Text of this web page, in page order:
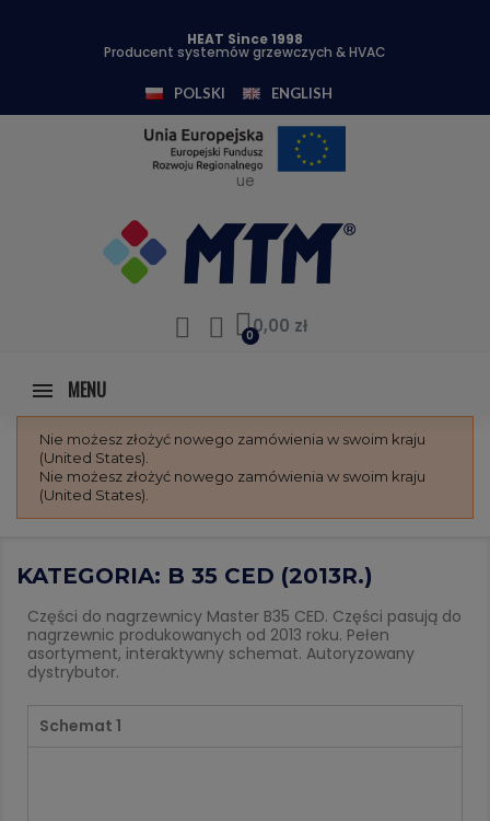
HEAT Since 1998
Producent systemów grzewczych & HVAC
POLSKI ENGLISH
ue
0,00 zł
MENU
Nie możesz złożyć nowego zamówienia w swoim kraju
(United States).
Nie możesz złożyć nowego zamówienia w swoim kraju
(United States).
KATEGORIA: B 35 CED (2013R.)
Części do nagrzewnicy Master B35 CED. Części pasują do
nagrzewnic produkowanych od 2013 roku. Pełen
asortyment, interaktywny schemat. Autoryzowany
dystrybutor.
Schemat 1